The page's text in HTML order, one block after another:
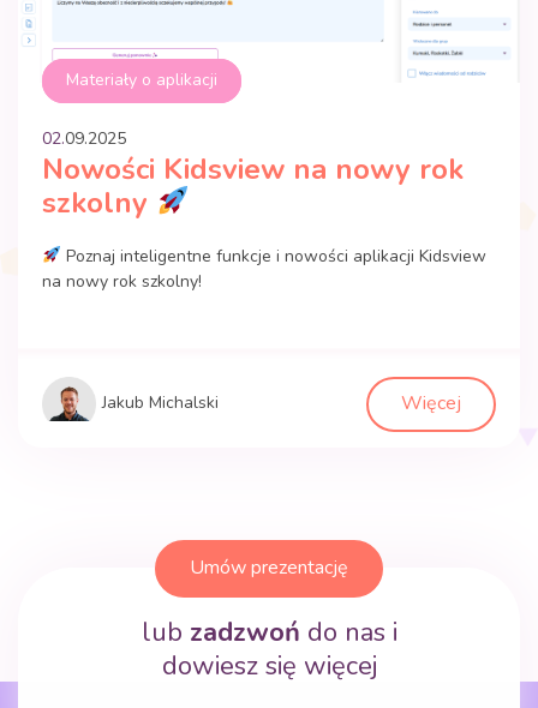
Materiały o aplikacji
02.09.2025
Nowości Kidsview na nowy rok
szkolny
Poznaj inteligentne funkcje i nowości aplikacji Kidsview
na nowy rok szkolny!
Jakub Michalski Więcej
Umów prezentację
lub zadzwoń do nas i
dowiesz się więcej